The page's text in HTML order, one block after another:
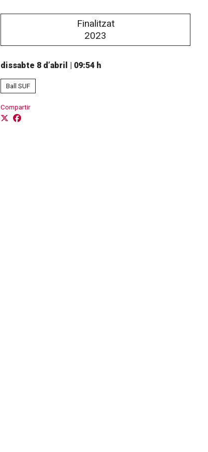
Finalitzat
2023
dissabte 8 d’abril 09:54 h
Ball SUF
Compartir